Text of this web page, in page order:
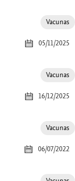
Vacunas
05/11/2025
Vacunas
16/12/2025
Vacunas
06/07/2022